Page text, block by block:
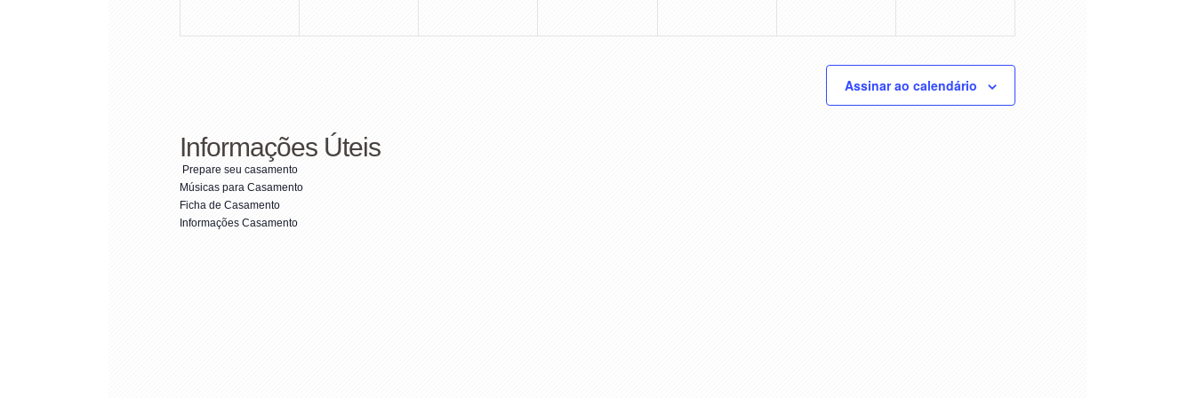
Assinar ao calendário
Informações Úteis
Prepare seu casamento
Músicas para Casamento
Ficha de Casamento
Informações Casamento